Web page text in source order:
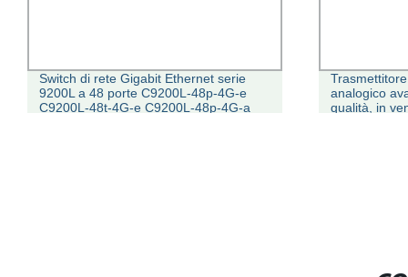
Switch di rete Gigabit Ethernet serie
9200L a 48 porte C9200L-48p-4G-e
C9200L-48t-4G-e C9200L-48p-4G-a
analogico
qualità, in